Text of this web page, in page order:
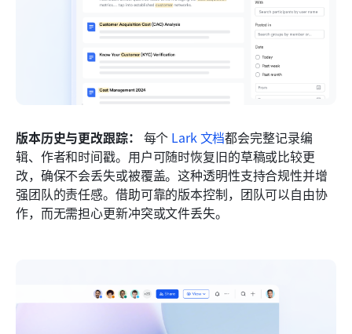
版本历史与更改跟踪： 每个 Lark 文档都会完整记录编
辑、作者和时间戳。用户可随时恢复旧的草稿或比较更
改，确保不会丢失或被覆盖。这种透明性支持合规性并增
强团队的责任感。借助可靠的版本控制，团队可以自由协
作，而无需担心更新冲突或文件丢失。